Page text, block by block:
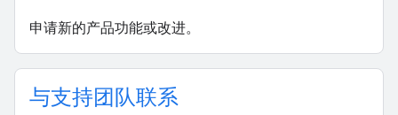
申请新的产品功能或改进。
与支持团队联系